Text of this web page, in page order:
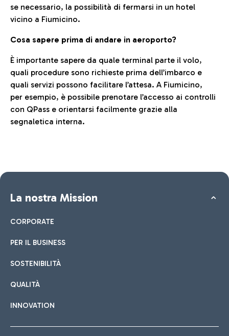
se necessario, la possibilità di fermarsi in un hotel
vicino a Fiumicino.
Cosa sapere prima di andare in aeroporto?
È importante sapere da quale terminal parte il volo,
quali procedure sono richieste prima dell’imbarco e
quali servizi possono facilitare l’attesa. A Fiumicino,
per esempio, è possibile prenotare l’accesso ai controlli
con QPass e orientarsi facilmente grazie alla
segnaletica interna.
La nostra Mission
CORPORATE
PER IL BUSINESS
SOSTENIBILITÀ
QUALITÀ
INNOVATION